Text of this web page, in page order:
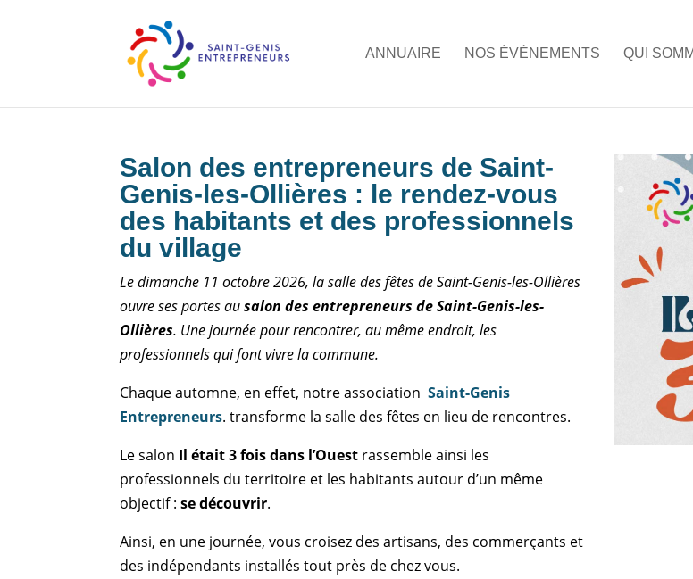
ANNUAIRE NOS ÉVÈNEMENTS QUI
Salon des entrepreneurs de Saint-
Genis-les-Ollières : le rendez-vous
des habitants et des professionnels
du village
Le dimanche 11 octobre 2026, la salle des fêtes de Saint-Genis-les-Ollières
ouvre ses portes ausalon des entrepreneurs de Saint-Genis-les-
Ollières. Une journée pour rencontrer, au même endroit, les
professionnels qui font vivre la commune.
Chaque automne, en effet, notre associationSaint-Genis
Entrepreneurs. transforme la salle des fêtes en lieu de rencontres.
Le salon Il était 3 fois dans l’Ouest rassemble ainsi les
professionnels du territoire et les habitants autour d’un même
objectif :se découvrir.
Ainsi, en une journée, vous croisez des artisans, des commerçants et
des indépendants installés tout près de chez vous.